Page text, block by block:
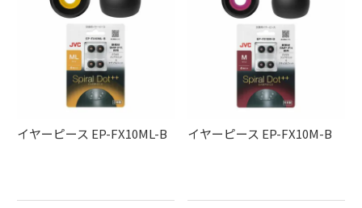
イヤーピース EP-FX10ML-B イヤーピース EP-FX10M-B